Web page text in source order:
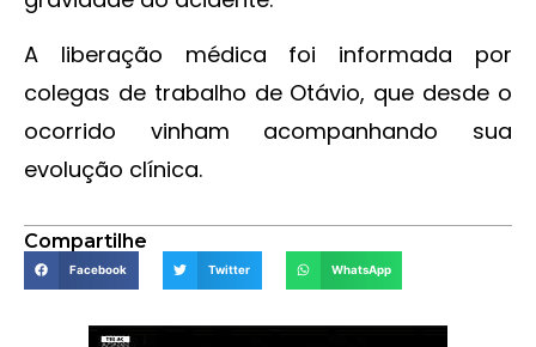
A liberação médica foi informada por
colegas de trabalho de Otávio, que desde o
ocorrido vinham acompanhando sua
evolução clínica.
Compartilhe
Facebook Twitter WhatsApp